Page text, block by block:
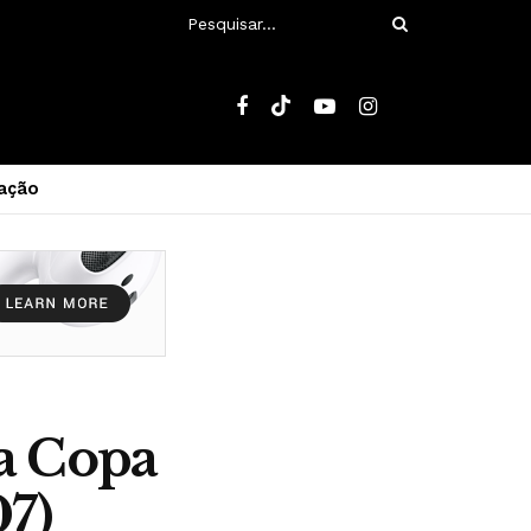
Copa